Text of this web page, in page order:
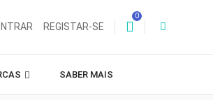
REGISTAR-SE
0
SABER MAIS